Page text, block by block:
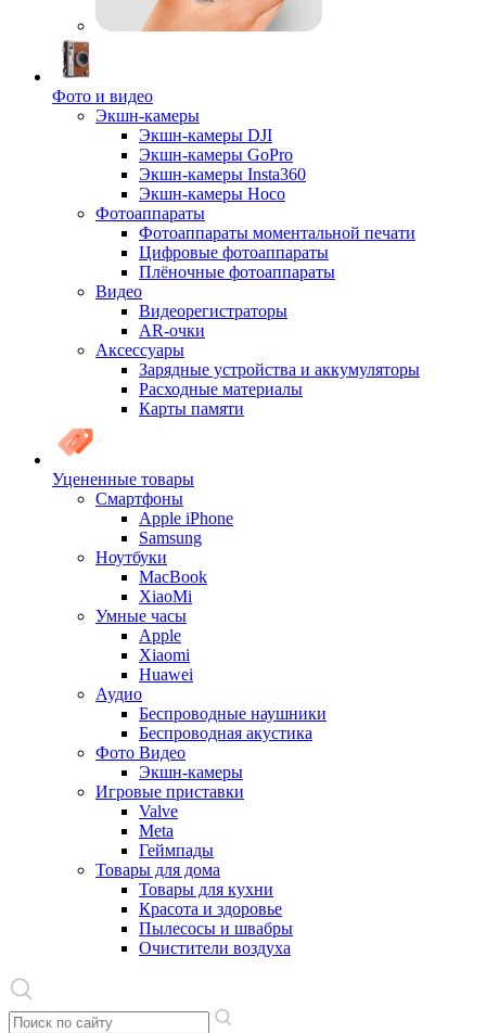
Фото и видео
Экшн-камеры
Экшн-камеры DJI
Экшн-камеры GoPro
Экшн-камеры Insta360
Экшн-камеры Hoco
Фотоаппараты
Фотоаппараты моментальной печати
Цифровые фотоаппараты
Плёночные фотоаппараты
Видео
Видеорегистраторы
AR-очки
Аксессуары
Зарядные устройства и аккумуляторы
Расходные материалы
Карты памяти
Уцененные товары
Cмартфоны
Apple iPhone
Samsung
Ноутбуки
MacBook
XiaoMi
Умные часы
Apple
Xiaomi
Huawei
Аудио
Беспроводные наушники
Беспроводная акустика
Фото Видео
Экшн-камеры
Игровые приставки
Valve
Meta
Геймпады
Товары для дома
Товары для кухни
Красота и здоровье
Пылесосы и швабры
Очистители воздуха